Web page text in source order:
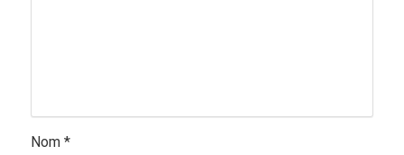
Nom *